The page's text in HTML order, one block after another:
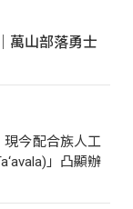
萬山部落勇士
今配合族人工
」凸顯辦